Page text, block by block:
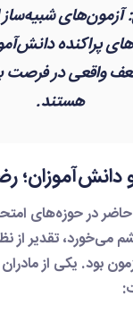
شبیه‌ساز
دانش‌آموز و
در فرصت
هستند.
دانش‌آموزان؛
در حوزه‌های
تقدیر از نظم
بود. یکی از مادران